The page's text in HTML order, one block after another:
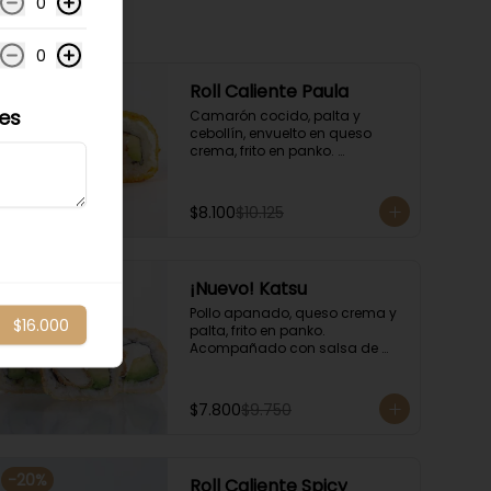
Roll Caliente Paula
Camarón cocido, palta y
cebollín, envuelto en queso
crema, frito en panko.
$8.100$10.125
¡Nuevo! Katsu
Pollo apanado, queso crema y
palta, frito en panko.
Acompañado con salsa de
$7.800$9.750
-20%
0
$16.000